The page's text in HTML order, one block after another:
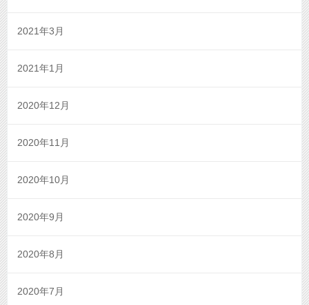
2021年3月
2021年1月
2020年12月
2020年11月
2020年10月
2020年9月
2020年8月
2020年7月